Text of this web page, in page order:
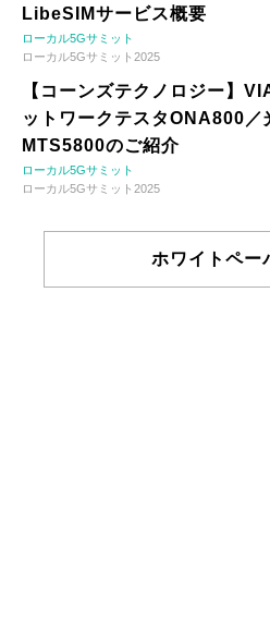
LibeSIMサービス概要
ローカル5Gサミット
ローカル5Gサミット2025
【コーンズテクノロジー
ットワークテスタONA800／
MTS5800のご紹介
ローカル5Gサミット
ローカル5Gサミット2025
ホワイトペー